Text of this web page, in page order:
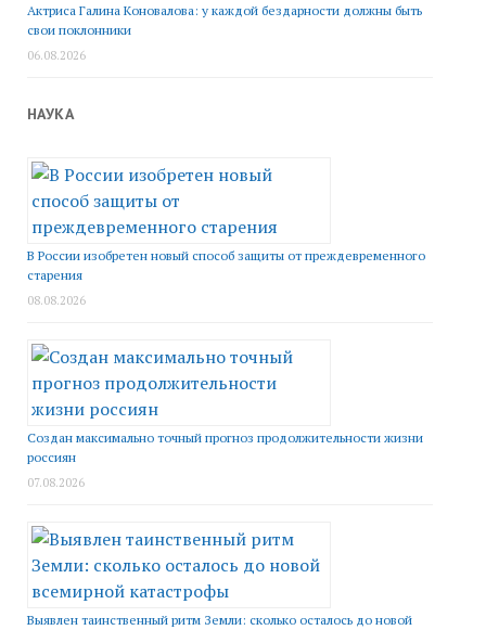
Актриса Галина Коновалова: у каждой бездарности должны быть
свои поклонники
06.08.2026
НАУКА
В России изобретен новый способ защиты от преждевременного
старения
08.08.2026
Создан максимально точный прогноз продолжительности жизни
россиян
07.08.2026
Выявлен таинственный ритм Земли: сколько осталось до новой